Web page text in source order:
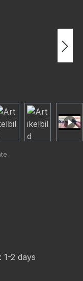
1-2 days